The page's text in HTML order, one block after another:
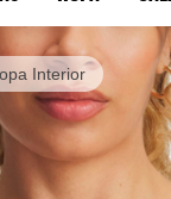
Interior